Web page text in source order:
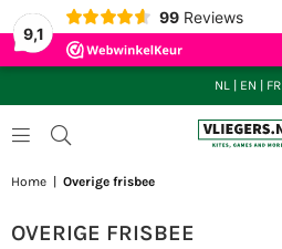
9,1
99 Reviews
NL EN FR
Home Overige frisbee
OVERIGE FRISBEE